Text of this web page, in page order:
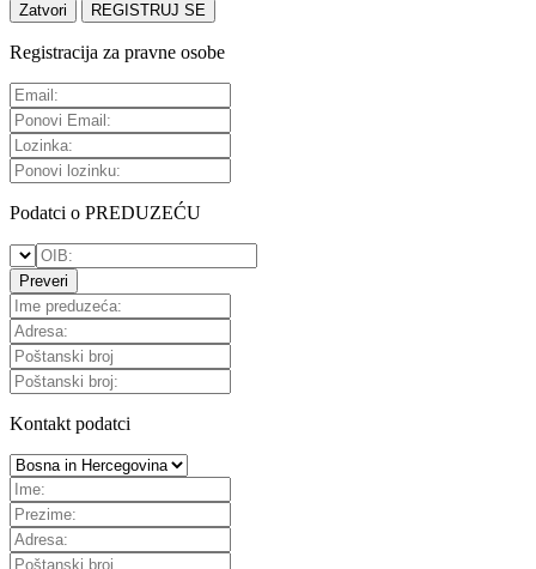
Zatvori REGISTRUJ SE
Registracija za pravne osobe
Podatci o PREDUZEĆU
Preveri
Kontakt podatci